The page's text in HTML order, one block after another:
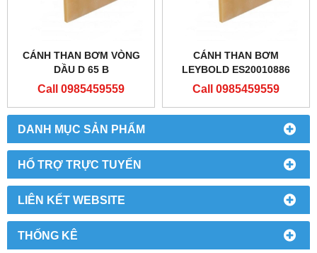
DANH MỤC SẢN PHẨM
HỔ TRỢ TRỰC TUYẾN
LIÊN KẾT WEBSITE
THỐNG KÊ
CÁNH THAN BƠM VÒNG
DẦU D 65 B
Call 0985459559
CÁNH THAN BƠM
LEYBOLD ES20010886
Call 0985459559